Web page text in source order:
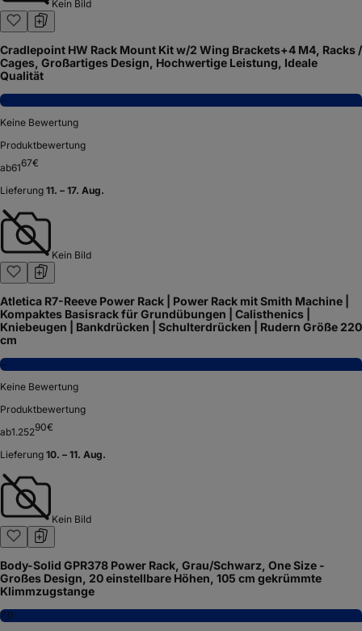
Kein Bild
Cradlepoint HW Rack Mount Kit w/2 Wing Brackets+4 M4, Racks /
Cages, Großartiges Design, Hochwertige Leistung, Ideale
Qualität
−
Keine Bewertung
Produktbewertung
ab6167€
Lieferung 11. – 17. Aug.
Kein Bild
Atletica R7-Reeve Power Rack | Power Rack mit Smith Machine |
Kompaktes Basisrack für Grundübungen | Calisthenics |
Kniebeugen | Bankdrücken | Schulterdrücken | Rudern Größe 220
cm
−
Keine Bewertung
Produktbewertung
ab1.25290€
Lieferung 10. – 11. Aug.
Kein Bild
Body-Solid GPR378 Power Rack, Grau/Schwarz, One Size -
Großes Design, 20 einstellbare Höhen, 105 cm gekrümmte
Klimmzugstange
7,0